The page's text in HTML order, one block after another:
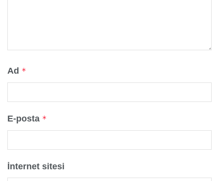
Ad *
E-posta *
İnternet sitesi